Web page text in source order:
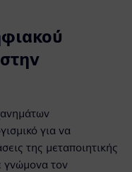
για να
της μεταποιητικής
γνώμονα τον